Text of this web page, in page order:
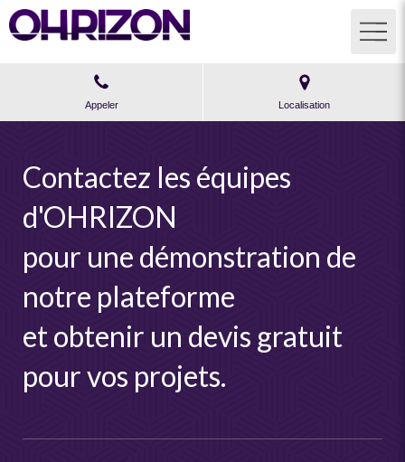
Appeler Localisation
Contactez les équipes
d'OHRIZON
pour une démonstration de
notre plateforme
et obtenir un devis gratuit
pour vos projets.